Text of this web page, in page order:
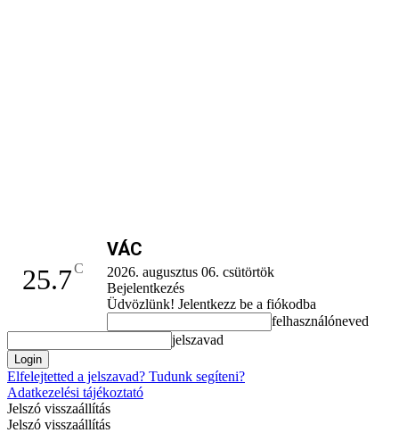
25.7C
VÁC
2026. augusztus 06. csütörtök
Bejelentkezés
Üdvözlünk! Jelentkezz be a fiókodba
felhasználóneved
jelszavad
Elfelejtetted a jelszavad? Tudunk segíteni?
Adatkezelési tájékoztató
Jelszó visszaállítás
Jelszó visszaállítás